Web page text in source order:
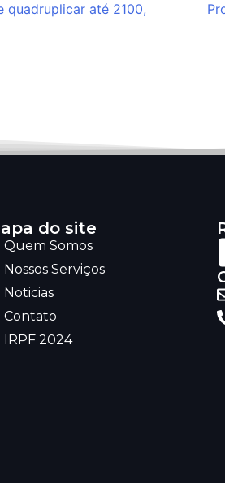
quadruplicar até 2100,
do site
Quem Somos
Nossos Serviços
Noticias
Contato
IRPF 2024